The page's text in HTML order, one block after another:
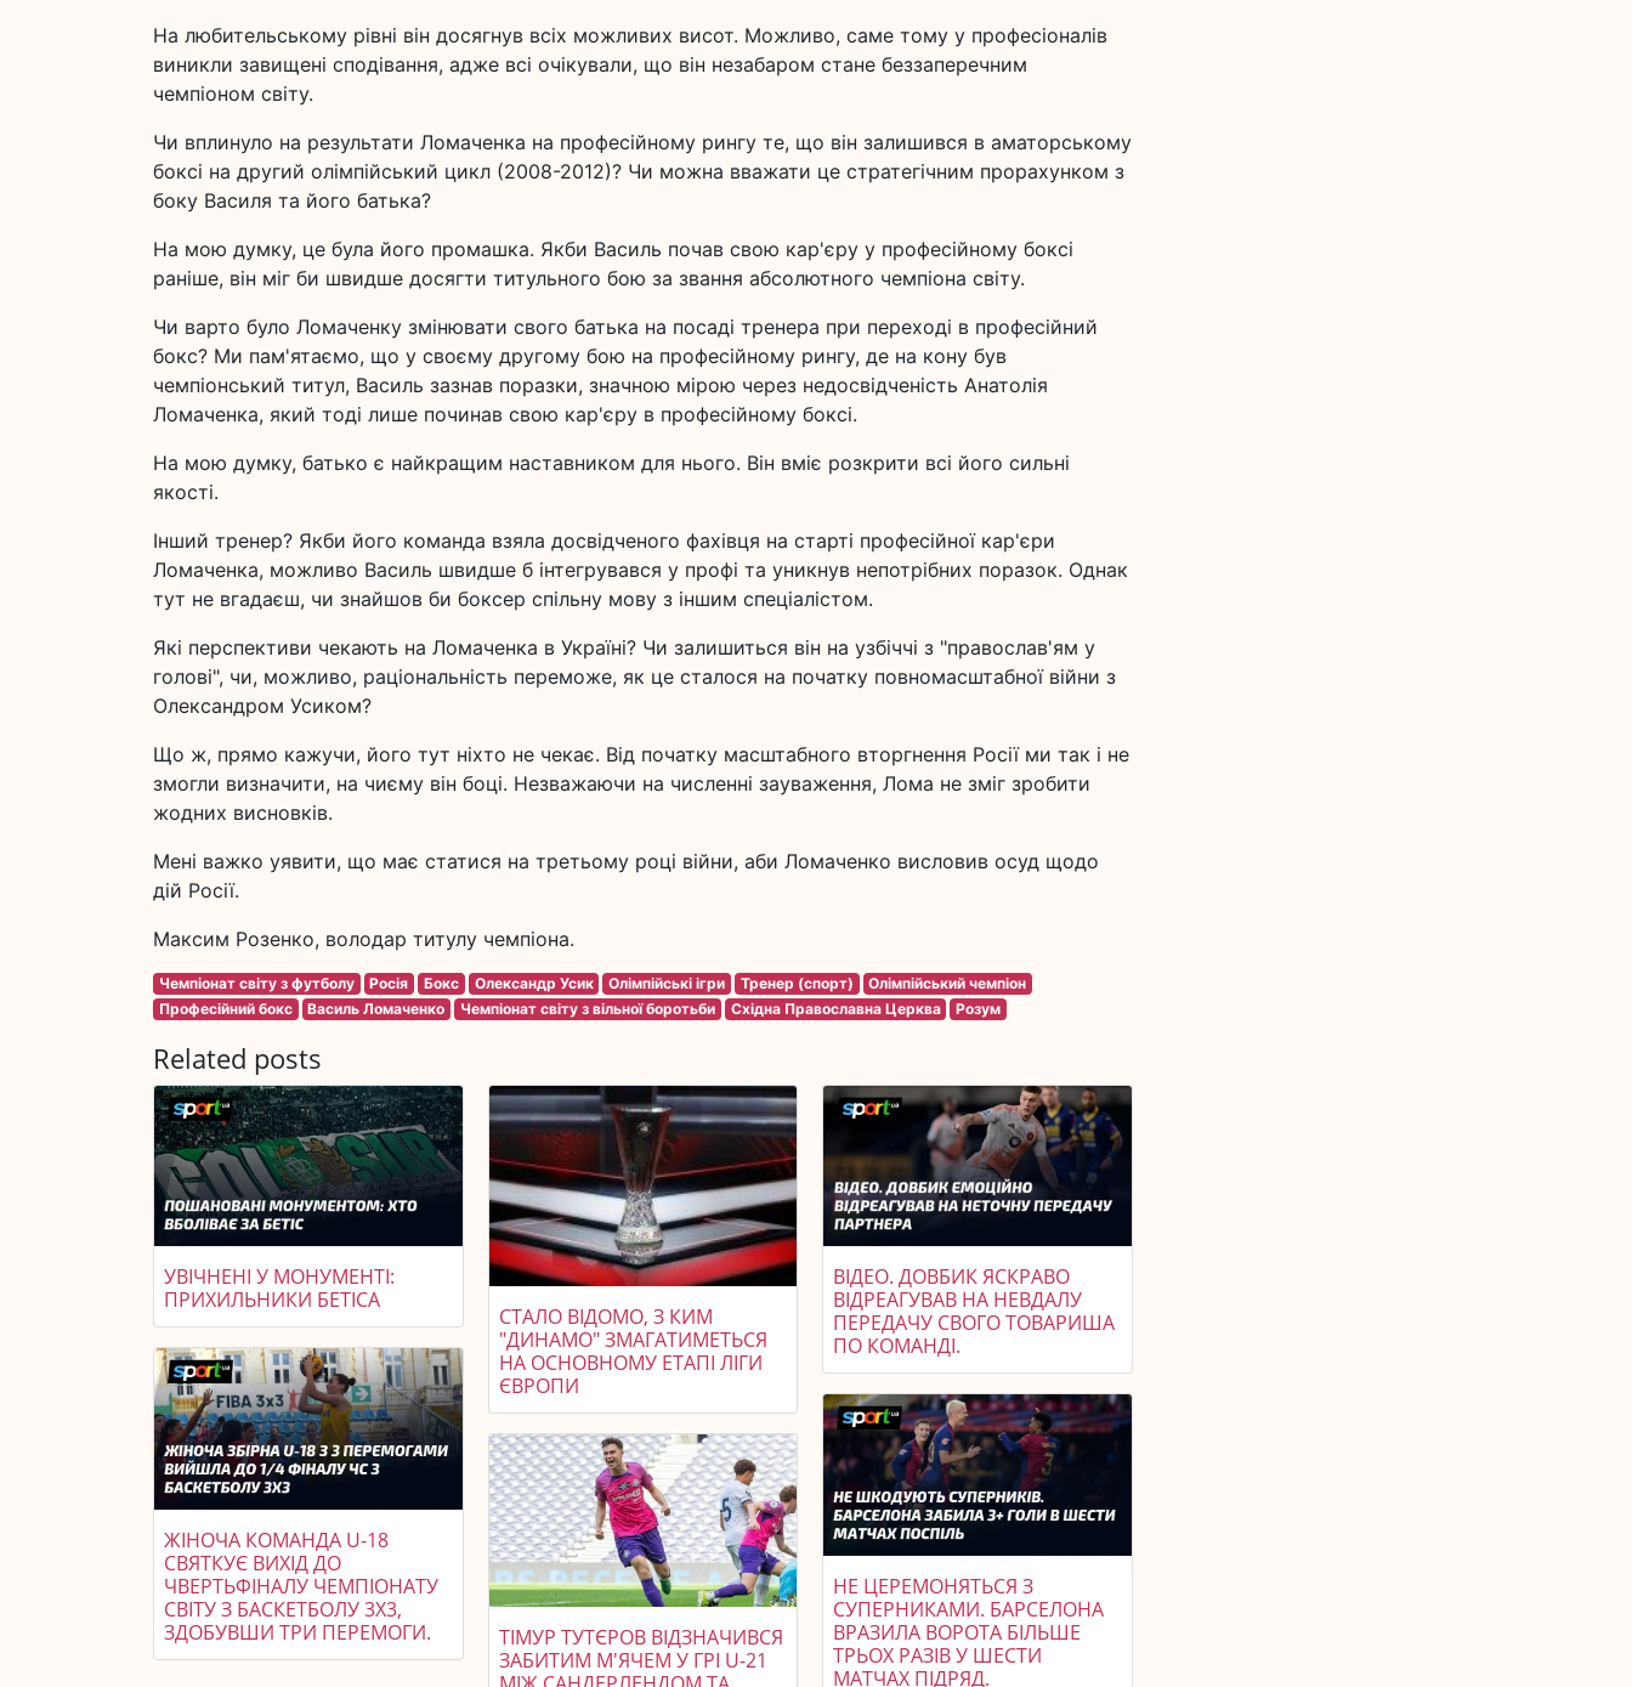
На любительському рівні він досягнув всіх можливих висот. Можливо, саме тому у професіоналів
виникли завищені сподівання, адже всі очікували, що він незабаром стане беззаперечним
чемпіоном світу.
Чи вплинуло на результати Ломаченка на професійному рингу те, що він залишився в аматорському
боксі на другий олімпійський цикл (2008-2012)? Чи можна вважати це стратегічним прорахунком з
боку Василя та його батька?
На мою думку, це була його промашка. Якби Василь почав свою кар'єру у професійному боксі
раніше, він міг би швидше досягти титульного бою за звання абсолютного чемпіона світу.
Чи варто було Ломаченку змінювати свого батька на посаді тренера при переході в професійний
бокс? Ми пам'ятаємо, що у своєму другому бою на професійному рингу, де на кону був
чемпіонський титул, Василь зазнав поразки, значною мірою через недосвідченість Анатолія
Ломаченка, який тоді лише починав свою кар'єру в професійному боксі.
На мою думку, батько є найкращим наставником для нього. Він вміє розкрити всі його сильні
якості.
Інший тренер? Якби його команда взяла досвідченого фахівця на старті професійної кар'єри
Ломаченка, можливо Василь швидше б інтегрувався у профі та уникнув непотрібних поразок. Однак
тут не вгадаєш, чи знайшов би боксер спільну мову з іншим спеціалістом.
Які перспективи чекають на Ломаченка в Україні? Чи залишиться він на узбіччі з "православ'ям у
голові", чи, можливо, раціональність переможе, як це сталося на початку повномасштабної війни з
Олександром Усиком?
Що ж, прямо кажучи, його тут ніхто не чекає. Від початку масштабного вторгнення Росії ми так і не
змогли визначити, на чиєму він боці. Незважаючи на численні зауваження, Лома не зміг зробити
жодних висновків.
Мені важко уявити, що має статися на третьому році війни, аби Ломаченко висловив осуд щодо
дій Росії.
Максим Розенко, володар титулу чемпіона.
Чемпіонат світу з футболу Росія Бокс Олександр Усик Олімпійські ігри Тренер (спорт)
Олімпійський чемпіон
Професійний бокс
Василь Ломаченко Чемпіонат світу з вільної боротьби Східна Православна Церква Розум
Related posts
УВІЧНЕНІ У МОНУМЕНТІ:
ПРИХИЛЬНИКИ БЕТІСА
ЖІНОЧА КОМАНДА U-18
СВЯТКУЄ ВИХІД ДО
ЧВЕРТЬФІНАЛУ ЧЕМПІОНАТУ
СВІТУ З БАСКЕТБОЛУ 3X3,
ЗДОБУВШИ ТРИ ПЕРЕМОГИ.
СТАЛО ВІДОМО, З КИМ
"ДИНАМО" ЗМАГАТИМЕТЬСЯ
НА ОСНОВНОМУ ЕТАПІ ЛІГИ
ЄВРОПИ
ТІМУР ТУТЄРОВ ВІДЗНАЧИВСЯ
ЗАБИТИМ М'ЯЧЕМ У ГРІ U-21
ВІДЕО. ДОВБИК ЯСКРАВО
ВІДРЕАГУВАВ НА НЕВДАЛУ
ПЕРЕДАЧУ СВОГО ТОВАРИША
ПО КОМАНДІ.
НЕ ЦЕРЕМОНЯТЬСЯ З
СУПЕРНИКАМИ. БАРСЕЛОНА
ВРАЗИЛА ВОРОТА БІЛЬШЕ
ТРЬОХ РАЗІВ У ШЕСТИ
МАТЧАХ ПІДРЯД.